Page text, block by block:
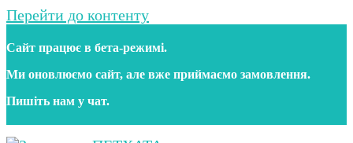
Перейти до контенту
Сайт працює в бета‑режимі.
Ми оновлюємо сайт, але вже приймаємо замовлення.
Пишіть нам у чат.